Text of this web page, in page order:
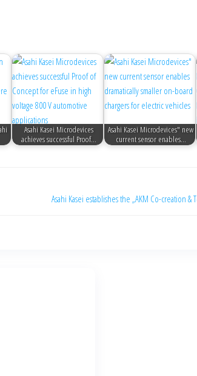
Asahi Kasei Microdevices
achieves successful Proof…
Asahi Kasei Microdevices" new
current sensor enables…
Asahi Kasei establishes the „AKM Co-creation